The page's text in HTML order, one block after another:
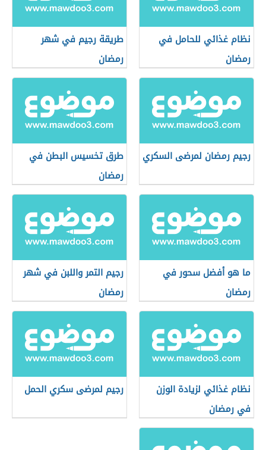
نظام غذائي للحامل في
رمضان
طريقة رجيم في شهر
رمضان
رجيم رمضان لمرضى السكري
طرق تخسيس البطن في
رمضان
ما هو أفضل سحور في
رمضان
رجيم التمر واللبن في شهر
رمضان
نظام غذائي لزيادة الوزن
في رمضان
رجيم لمرضى سكري الحمل